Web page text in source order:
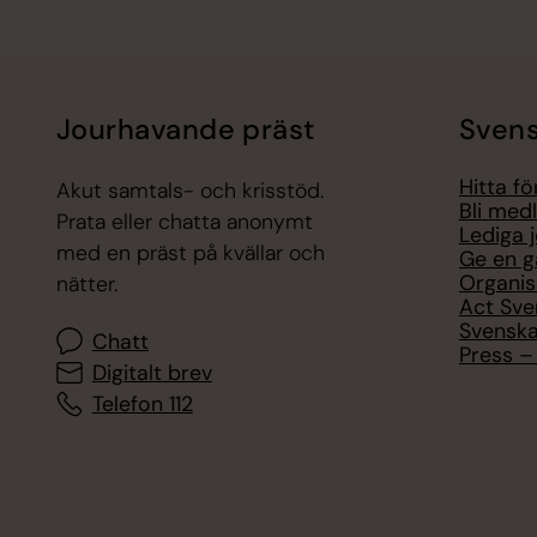
Jourhavande präst
Akut samtals- och krisstöd.
Prata eller chatta anonymt
med en präst på kvällar och
nätter.
Chatt
Digitalt brev
Telefon 112
Hitta
Bli
Lediga
Ge en
Act
Press